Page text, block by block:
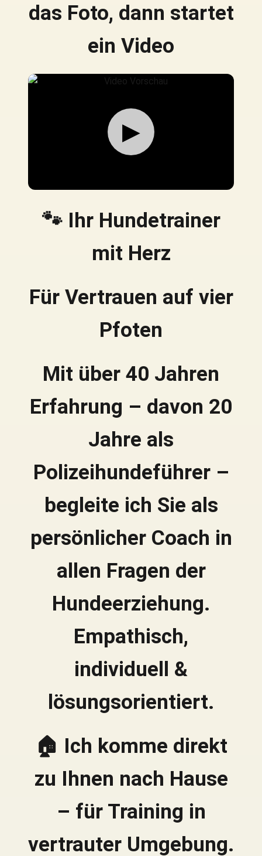
das Foto, dann startet
ein Video
▶
🐾 Ihr Hundetrainer
mit Herz
Für Vertrauen auf vier
Pfoten
Mit über 40 Jahren
Erfahrung – davon 20
Jahre als
Polizeihundeführer –
begleite ich Sie als
persönlicher Coach in
allen Fragen der
Hundeerziehung.
Empathisch,
individuell &
lösungsorientiert.
🏠 Ich komme direkt
zu Ihnen nach Hause
– für Training in
vertrauter Umgebung.